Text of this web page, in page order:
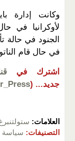
وكانت إدارة
لأوكرانيا في
الجنود في حالة
في حال قام
اشترك في
جديد... (
العلامات:
التصنيفات: سياسة